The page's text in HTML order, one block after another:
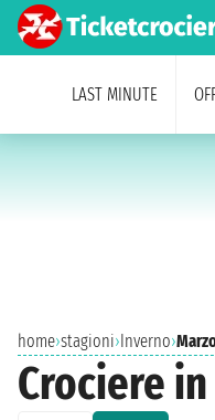
LAST MINUTE
home›stagioni›Inverno›
Crociere